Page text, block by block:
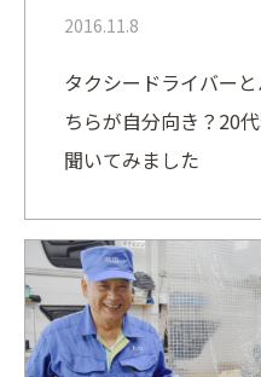
2016.11.8
タクシードライバー
ちらが自分向き？20
聞いてみました